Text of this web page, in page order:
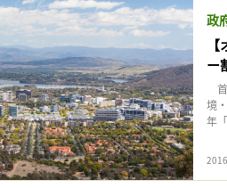
政
ー
境
年